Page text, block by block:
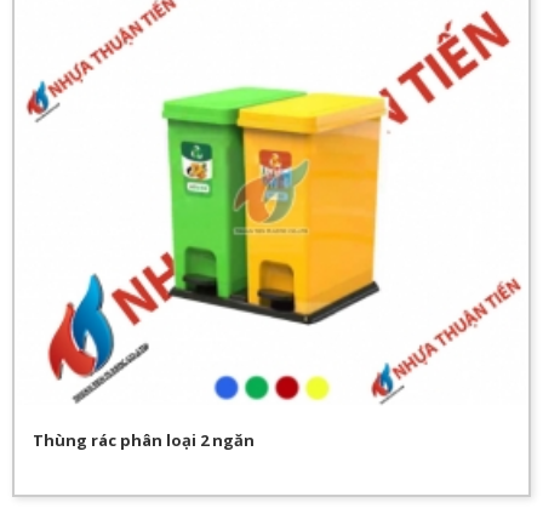
Thùng rác phân loại 2 ngăn